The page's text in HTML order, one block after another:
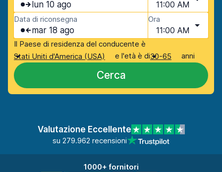
lun 10 ago 11:00 AM
Data di riconsegna
mar 18 ago
Ora
11:00 AM
Il Paese di residenza del conducente è
Stati Uniti d'America (USA)
e l'età è di30-65 anni
Cerca
Valutazione Eccellente
su 279.962 recensioni
1000+ fornitori